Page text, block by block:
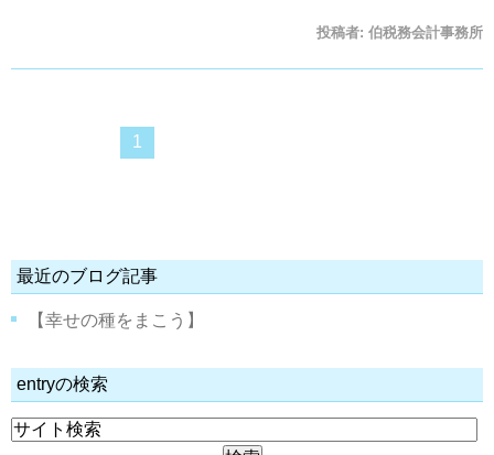
投稿者: 伯税務会計事務所
1
最近のブログ記事
【幸せの種をまこう】
entryの検索